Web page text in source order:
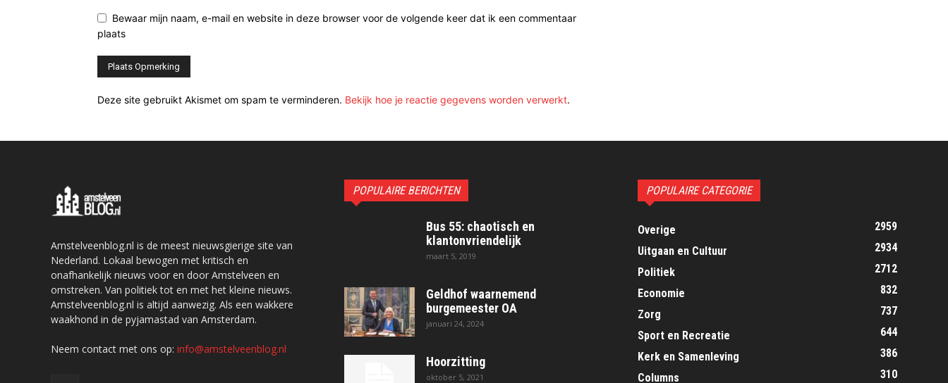
Bewaar mijn naam, e-mail en website in deze browser voor de volgende keer dat ik een commentaar
plaats
Deze site gebruikt Akismet om spam te verminderen. Bekijk hoe je reactie gegevens worden verwerkt.
Amstelveenblog.nl is de meest nieuwsgierige site van
Nederland. Lokaal bewogen met kritisch en
onafhankelijk nieuws voor en door Amstelveen en
omstreken. Van politiek tot en met het kleine nieuws.
Amstelveenblog.nl is altijd aanwezig. Als een wakkere
waakhond in de pyjamastad van Amsterdam.
Neem contact met ons op: info@amstelveenblog.nl
POPULAIRE BERICHTEN
Bus 55: chaotisch en
klantonvriendelijk
maart 5, 2019
Geldhof waarnemend
burgemeester OA
januari 24, 2024
Hoorzitting
oktober 5, 2021
POPULAIRE CATEGORIE
Overige
2959
Uitgaan en Cultuur
2934
Politiek
2712
Economie
832
Zorg
737
Sport en Recreatie
644
Kerk en Samenleving
386
Columns
310